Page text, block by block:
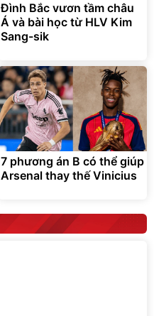
Đình Bắc vươn tầm châu
Á và bài học từ HLV Kim
Sang-sik
7 phương án B có thể giúp
Arsenal thay thế Vinicius